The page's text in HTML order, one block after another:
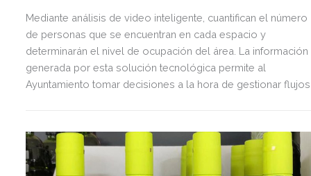
Mediante análisis de video inteligente, cuantifican el número
de personas que se encuentran en cada espacio y
determinarán el nivel de ocupación del área. La información
generada por esta solución tecnológica permite al
Ayuntamiento tomar decisiones a la hora de gestionar flujos